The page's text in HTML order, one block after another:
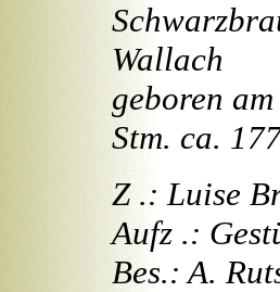
Wallach
geboren
Stm. ca.
Z .: Luise
Aufz .:
Bes.: A.